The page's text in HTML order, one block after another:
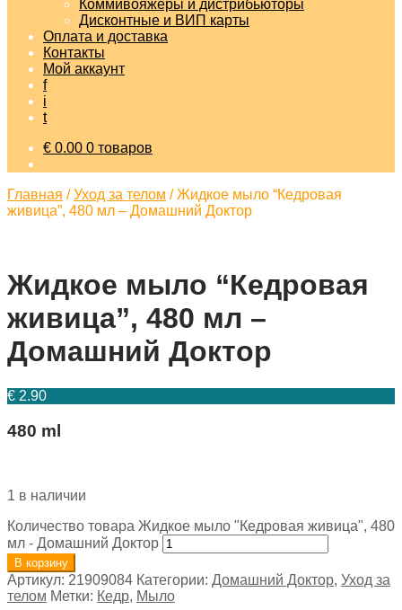
Коммивояжеры и дистрибьюторы
Дисконтные и ВИП карты
Оплата и доставка
Контакты
Мой аккаунт
f
i
t
€ 0.00 0 товаров
Главная /Уход за телом /Жидкое мыло “Кедровая
живица”, 480 мл – Домашний Доктор
Жидкое мыло “Кедровая
живица”, 480 мл –
Домашний Доктор
€ 2.90
480 ml
1 в наличии
Количество товара Жидкое мыло "Кедровая живица", 480
мл - Домашний Доктор
В корзину
Артикул: 21909084 Категории: Домашний Доктор, Уход за
телом Метки: Кедр, Мыло